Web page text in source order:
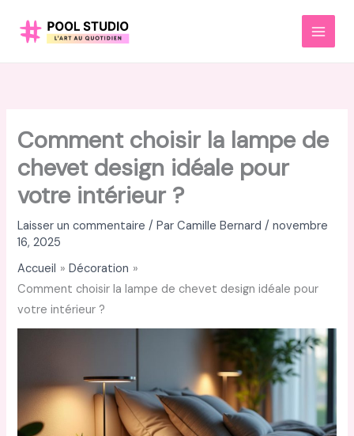
MAIN
Comment choisir la lampe de
chevet design idéale pour
votre intérieur ?
Laisser un commentaire / ParCamille Bernard/novembre
16, 2025
Accueil
Décoration
Comment choisir la lampe de chevet design idéale pour
votre intérieur ?